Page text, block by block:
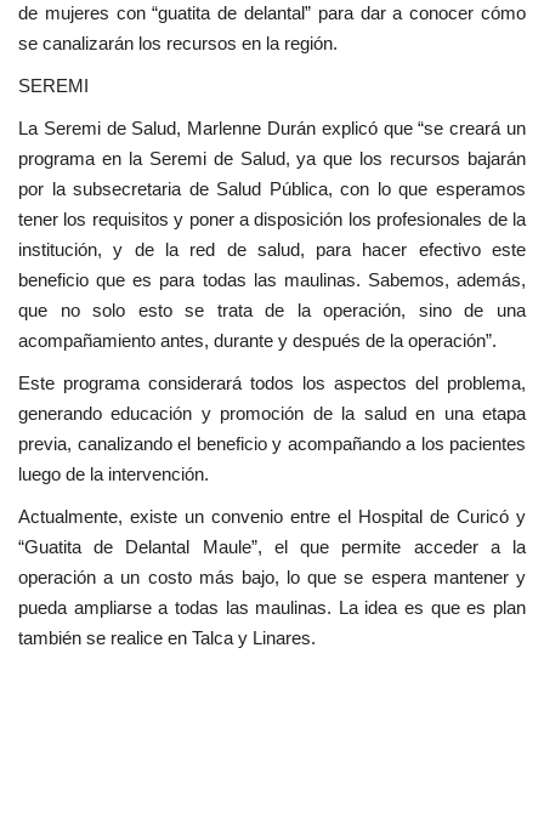
de mujeres con “guatita de delantal” para dar a conocer cómo
se canalizarán los recursos en la región.
SEREMI
La Seremi de Salud, Marlenne Durán explicó que “se creará un
programa en la Seremi de Salud, ya que los recursos bajarán
por la subsecretaria de Salud Pública, con lo que esperamos
tener los requisitos y poner a disposición los profesionales de la
institución, y de la red de salud, para hacer efectivo este
beneficio que es para todas las maulinas. Sabemos, además,
que no solo esto se trata de la operación, sino de una
acompañamiento antes, durante y después de la operación”.
Este programa considerará todos los aspectos del problema,
generando educación y promoción de la salud en una etapa
previa, canalizando el beneficio y acompañando a los pacientes
luego de la intervención.
Actualmente, existe un convenio entre el Hospital de Curicó y
“Guatita de Delantal Maule”, el que permite acceder a la
operación a un costo más bajo, lo que se espera mantener y
pueda ampliarse a todas las maulinas. La idea es que es plan
también se realice en Talca y Linares.